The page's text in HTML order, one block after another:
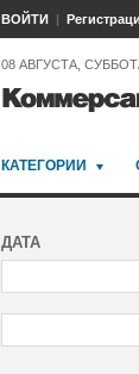
ВОЙТИ
08 АВГУСТА,
КАТЕГОРИИ
ДАТА